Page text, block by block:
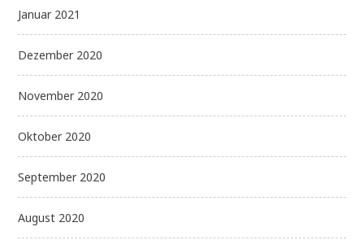
Januar 2021
Dezember 2020
November 2020
Oktober 2020
September 2020
August 2020